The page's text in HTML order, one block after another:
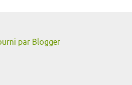
par Blogger